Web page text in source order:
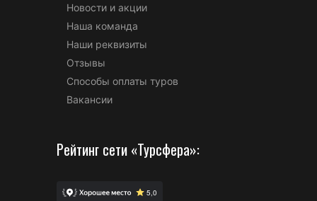
Новости и акции
Наша команда
Наши реквизиты
Отзывы
Способы оплаты туров
Вакансии
Рейтинг сети «Турсфера»: